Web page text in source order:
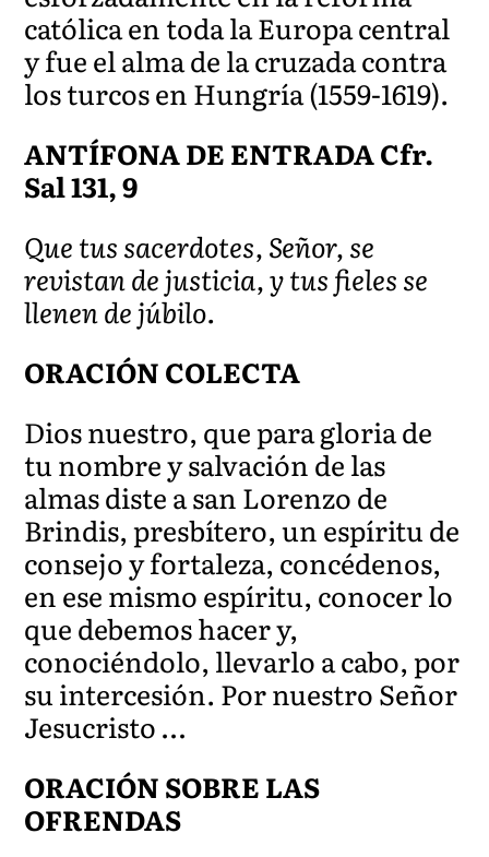
católica en toda la Europa central
y fue el alma de la cruzada contra
los turcos en Hungría (1559-1619).
ANTÍFONA DE ENTRADA Cfr.
Sal 131, 9
Que tus sacerdotes, Señor, se
revistan de justicia, y tus fieles se
llenen de júbilo.
ORACIÓN COLECTA
Dios nuestro, que para gloria de
tu nombre y salvación de las
almas diste a san Lorenzo de
Brindis, presbítero, un espíritu de
consejo y fortaleza, concédenos,
en ese mismo espíritu, conocer lo
que debemos hacer y,
conociéndolo, llevarlo a cabo, por
su intercesión. Por nuestro Señor
Jesucristo …
ORACIÓN SOBRE LAS
OFRENDAS